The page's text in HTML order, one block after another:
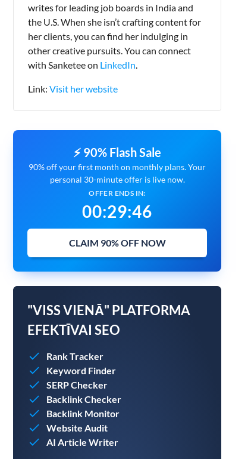
writes for leading job boards in India and
the U.S. When she isn’t crafting content for
her clients, you can find her indulging in
other creative pursuits. You can connect
with Sanketee on LinkedIn.
Link: Visit her website
⚡ 90% Flash Sale
90% off your first month on monthly plans. Your
personal 30-minute offer is live now.
OFFER ENDS IN:
00:29:45
CLAIM 90% OFF NOW
"VISS VIENĀ" PLATFORMA
EFEKTĪVAI SEO
Rank Tracker
Keyword Finder
SERP Checker
Backlink Checker
Backlink Monitor
Website Audit
AI Article Writer